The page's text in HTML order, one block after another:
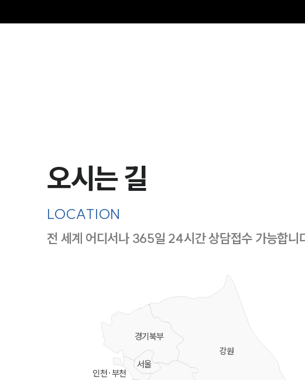
오시는 길
LOCATION
전 세계 어디서나 365일 24시간 상담접수 가능합니
강원
경기북부
서울
인천·부천